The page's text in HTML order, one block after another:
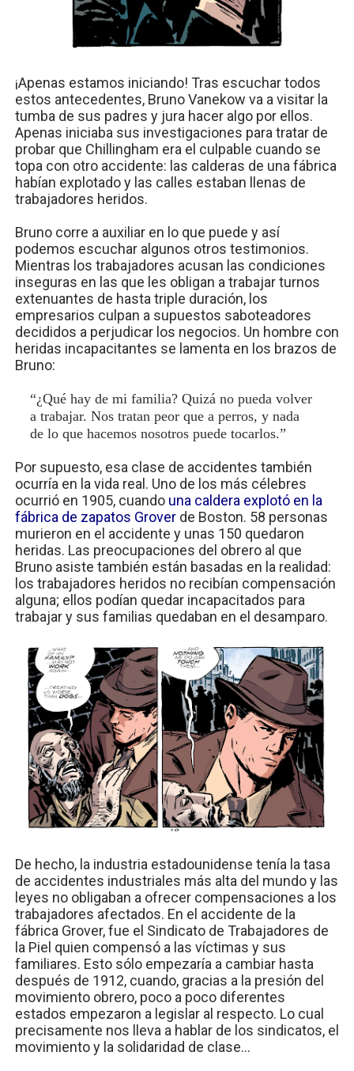
¡Apenas estamos iniciando! Tras escuchar todos
estos antecedentes, Bruno Vanekow va a visitar la
tumba de sus padres y jura hacer algo por ellos.
Apenas iniciaba sus investigaciones para tratar de
probar que Chillingham era el culpable cuando se
topa con otro accidente: las calderas de una fábrica
habían explotado y las calles estaban llenas de
trabajadores heridos.
Bruno corre a auxiliar en lo que puede y así
podemos escuchar algunos otros testimonios.
Mientras los trabajadores acusan las condiciones
inseguras en las que les obligan a trabajar turnos
extenuantes de hasta triple duración, los
empresarios culpan a supuestos saboteadores
decididos a perjudicar los negocios. Un hombre con
heridas incapacitantes se lamenta en los brazos de
Bruno:
“¿Qué hay de mi familia? Quizá no pueda volver
a trabajar. Nos tratan peor que a perros, y nada
de lo que hacemos nosotros puede tocarlos.”
Por supuesto, esa clase de accidentes también
ocurría en la vida real. Uno de los más célebres
ocurrió en 1905, cuando una caldera explotó en la
fábrica de zapatos Groverde Boston. 58 personas
murieron en el accidente y unas 150 quedaron
heridas. Las preocupaciones del obrero al que
Bruno asiste también están basadas en la realidad:
los trabajadores heridos no recibían compensación
alguna; ellos podían quedar incapacitados para
trabajar y sus familias quedaban en el desamparo.
De hecho, la industria estadounidense tenía la tasa
de accidentes industriales más alta del mundo y las
leyes no obligaban a ofrecer compensaciones a los
trabajadores afectados. En el accidente de la
fábrica Grover, fue el Sindicato de Trabajadores de
la Piel quien compensó a las víctimas y sus
familiares. Esto sólo empezaría a cambiar hasta
después de 1912, cuando, gracias a la presión del
movimiento obrero, poco a poco diferentes
estados empezaron a legislar al respecto. Lo cual
precisamente nos lleva a hablar de los sindicatos, el
movimiento y la solidaridad de clase…